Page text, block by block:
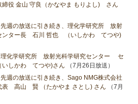
役 金山 守良（かなやま もりよし) さん
先週の放送に引き続き、理化学研究所 放射
ンター長 石川 哲也 （いしかわ てつや)
理化学研究所 放射光科学研究センター セ
しかわ てつや)さん （7月26日放送）
週の放送に引き続き、Sago NMG株式会社
表 高山 賢 （たかやま さとし) さん （7月